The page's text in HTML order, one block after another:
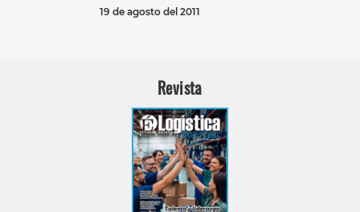
19 de agosto del 2011
Revista